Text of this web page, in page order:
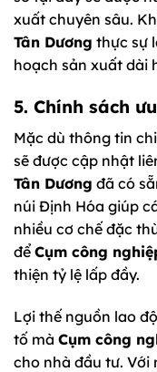
xuất chuyên sâu.
Tân Dương thực sự
hoạch sản xuất dài
5. Chính sách
Mặc dù thông tin
sẽ được cập nhật
Tân Dương đã có
núi Định Hóa giúp
nhiều cơ chế đặc
để Cụm công
thiện tỷ lệ lấp đầy.
Lợi thế nguồn lao
tố mà Cụm công
cho nhà đầu tư. Với